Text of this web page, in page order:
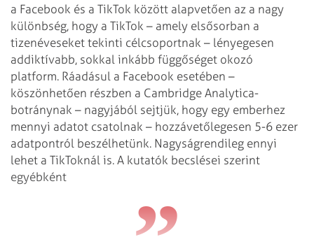
a Facebook és a TikTok között alapvetően az a nagy
különbség, hogy a TikTok – amely elsősorban a
tizenéveseket tekinti célcsoportnak – lényegesen
addiktívabb, sokkal inkább függőséget okozó
platform. Ráadásul a Facebook esetében –
köszönhetően részben a Cambridge Analytica-
botránynak – nagyjából sejtjük, hogy egy emberhez
mennyi adatot csatolnak – hozzávetőlegesen 5-6 ezer
adatpontról beszélhetünk. Nagyságrendileg ennyi
lehet a TikToknál is. A kutatók becslései szerint
egyébként